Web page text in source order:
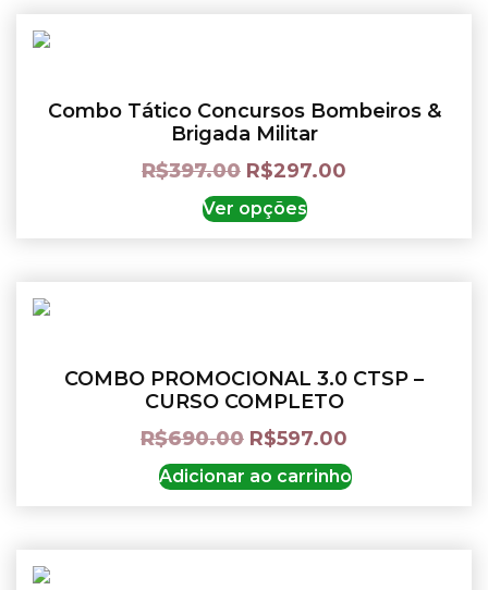
Combo Tático Concursos Bombeiros &
Brigada Militar
R$397.00 R$297.00
Ver opções
COMBO PROMOCIONAL 3.0 CTSP –
CURSO COMPLETO
R$690.00 R$597.00
Adicionar ao carrinho